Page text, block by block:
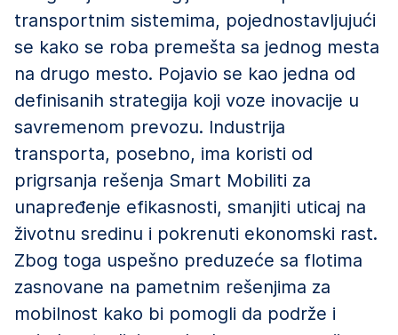
transportnim sistemima, pojednostavljujući
se kako se roba premešta sa jednog mesta
na drugo mesto. Pojavio se kao jedna od
definisanih strategija koji voze inovacije u
savremenom prevozu. Industrija
transporta, posebno, ima koristi od
prigrsanja rešenja Smart Mobiliti za
unapređenje efikasnosti, smanjiti uticaj na
životnu sredinu i pokrenuti ekonomski rast.
Zbog toga uspešno preduzeće sa flotima
zasnovane na pametnim rešenjima za
mobilnost kako bi pomogli da podrže i